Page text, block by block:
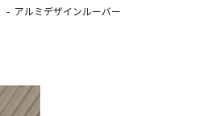
アルミデザインルーバー